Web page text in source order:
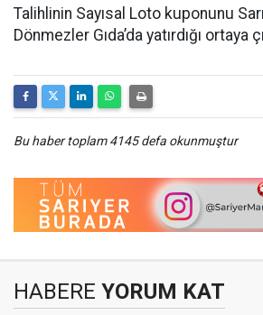
Talihlinin Sayısal Loto kuponunu
Dönmezler Gıda’da yatırdığı ortaya
Bu haber toplam 4145 defa okunmuştur
HABERE YORUM KAT